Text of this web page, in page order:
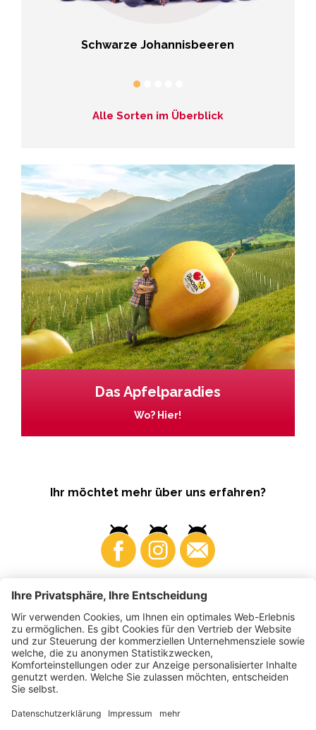
Schwarze Johannisbeeren
Alle Sorten im Überblick
Das Apfelparadies
Wo? Hier!
Ihr möchtet mehr über uns erfahren?
Business Produzenten
2026
VI.P Gen. landw. Gesellschaft